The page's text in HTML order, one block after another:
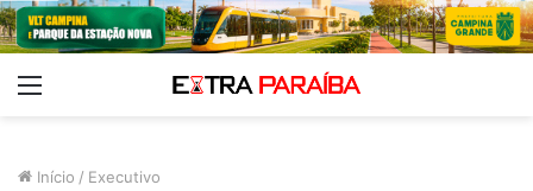
Início / Executivo